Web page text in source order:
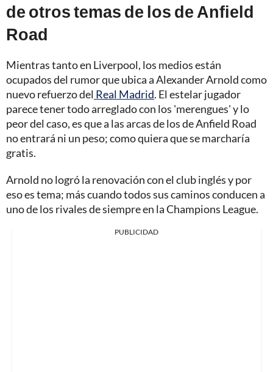
de otros temas de los de Anfield
Road
Mientras tanto en Liverpool, los medios están
ocupados del rumor que ubica a Alexander Arnold como
nuevo refuerzo del Real Madrid. El estelar jugador
parece tener todo arreglado con los 'merengues' y lo
peor del caso, es que a las arcas de los de Anfield Road
no entrará ni un peso; como quiera que se marcharía
gratis.
Arnold no logró la renovación con el club inglés y por
eso es tema; más cuando todos sus caminos conducen a
uno de los rivales de siempre en la Champions League.
PUBLICIDAD